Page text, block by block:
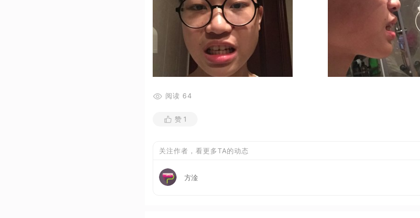
阅读 64
赞 1
关注作者，看更多TA的动态
方淦